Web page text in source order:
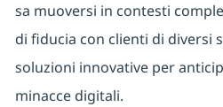
sa muoversi in contesti
di fiducia con clienti di diversi
soluzioni innovative per
minacce digitali.